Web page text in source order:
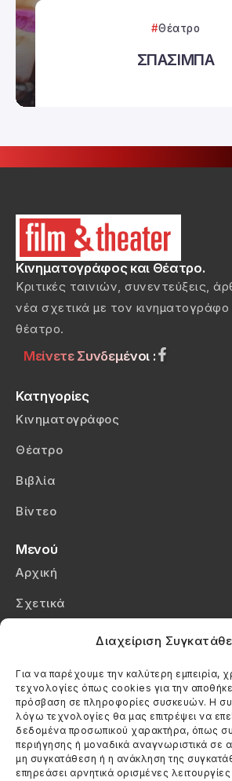
Διαχείριση
Για να παρέχουμε την καλύτερη εμπειρία,
τεχνολογίες όπως cookies για την
πρόσβαση σε πληροφορίες συσκευών. Η
λόγω τεχνολογίες θα μας επιτρέψει να
δεδομένα προσωπικού χαρακτήρα, όπως
περιήγησης ή μοναδικά αναγνωριστικά σε
μη συγκατάθεση ή η ανάκληση της
επηρεάσει αρνητικά ορισμένες
Θέατρο
ΣΠΑΣΙΜΠΑ
Κινηματογράφος και Θέατρο.
Κριτικές ταινιών, συνεντεύξεις,
νέα σχετικά με τον κινηματογράφο
θέατρο.
Μείνετε Συνδεμένοι :
Κατηγορίες
Κινηματογράφος
Θέατρο
Βιβλία
Βίντεο
Μενού
Αρχική
Σχετικά
Πολιτική Cookies (ΕΕ)
Στοιχεία Επικοινωνίας
Καλεσέ μας
(+30) 6974123481